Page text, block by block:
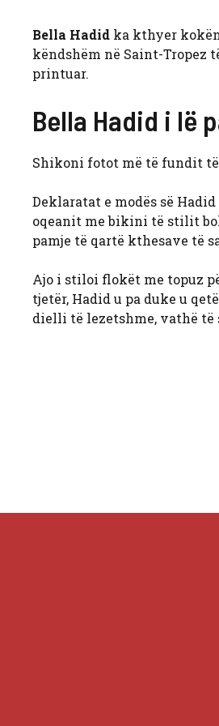
Bella Hadid ka kthyer
këndshëm në Saint-Tropez
printuar.
Bella Hadid i lë
Shikoni fotot më të fundit
Deklaratat e modës së
oqeanit me bikini të stilit
pamje të qartë kthesave të
Ajo i stiloi flokët me topuz
tjetër, Hadid u pa duke u
dielli të lezetshme, vathë të